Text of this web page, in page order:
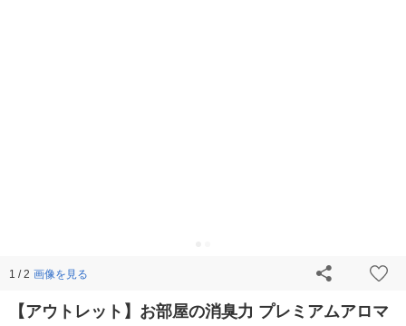
1 / 2 画像を見る
【アウトレット】お部屋の消臭力 プレミアムアロマ